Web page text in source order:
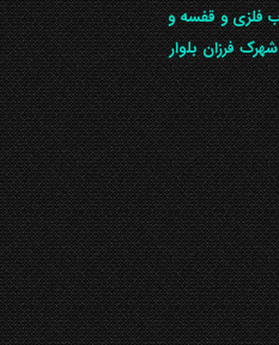
فلزی و قفسه و
فرزان بلوار